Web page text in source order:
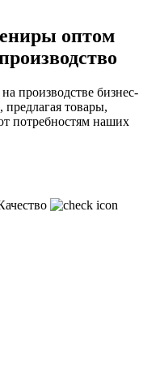
оптом
производстве бизнес-
товары,
потребностям наших